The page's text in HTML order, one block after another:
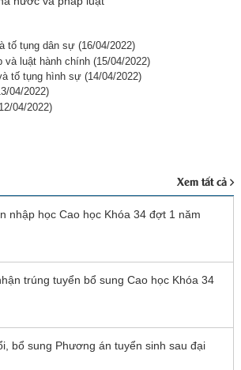
tố tụng dân sự(16/04/2022)
và luật hành chính(15/04/2022)
tố tụng hình sự(14/04/2022)
04/2022)
04/2022)
Xem tất cả
nhập học Cao học Khóa 34 đợt 1 năm
trúng tuyển bổ sung Cao học Khóa 34
bổ sung Phương án tuyển sinh sau đại